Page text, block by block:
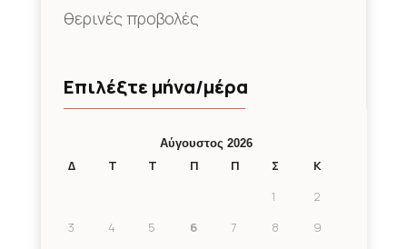
θερινές προβολές
Επιλέξτε μήνα/μέρα
Αύγουστος 2026
Δ Τ Τ Π Π Σ
Κ
1
2
3
4 5 6 7 8
9